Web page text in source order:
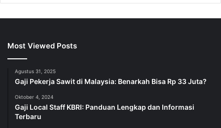
Most Viewed Posts
Agustus 31, 2025
Gaji Pekerja Sawit di Malaysia: Benarkah Bisa Rp 33 Juta?
Oktober 4, 2024
Gaji Local Staff KBRI: Panduan Lengkap dan Informasi
Terbaru